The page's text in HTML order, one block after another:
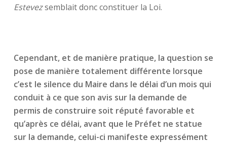
Estevezsemblait donc constituer la Loi.
Cependant, et de manière pratique, la question se
pose de manière totalement différente lorsque
c’est le silence du Maire dans le délai d’un mois qui
conduit à ce que son avis sur la demande de
permis de construire soit réputé favorable et
qu’après ce délai, avant que le Préfet ne statue
sur la demande, celui-ci manifeste expressément